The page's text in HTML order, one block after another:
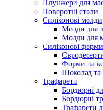
Плунжери для
Поворотні столи
Силіконові молди
Молди для
Молди для
Силіконові форми
Форми на
Шоколад та
Трафарети
Бордюрні
Бордюрні
Трафарети